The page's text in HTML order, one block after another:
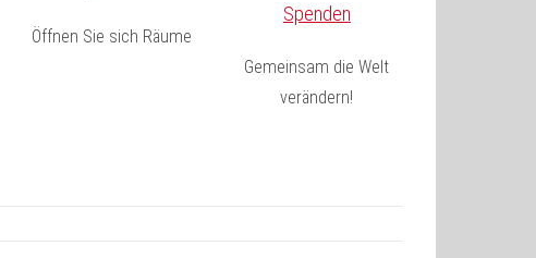
Öffnen Sie sich Räume
Spenden
Gemeinsam die Welt
verändern!